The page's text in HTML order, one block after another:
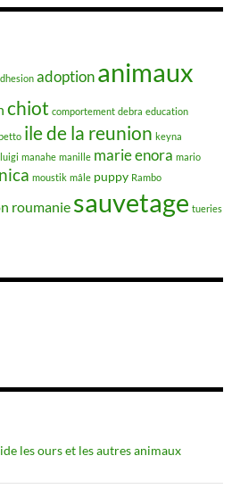
adoptionanimaux
chiot comportement debra education
ile de la reunion keyna
luigi manahe manille marie enora mario
moustik mâle puppy Rambo
roumanie sauvetage tueries
les ours et les autres animaux